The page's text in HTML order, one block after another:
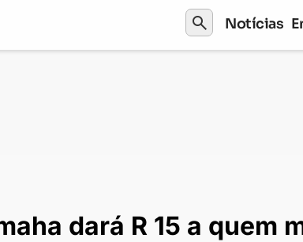
search Notícias
dará R 15 a quem mandar bem no videogame
dará R 15 a quem